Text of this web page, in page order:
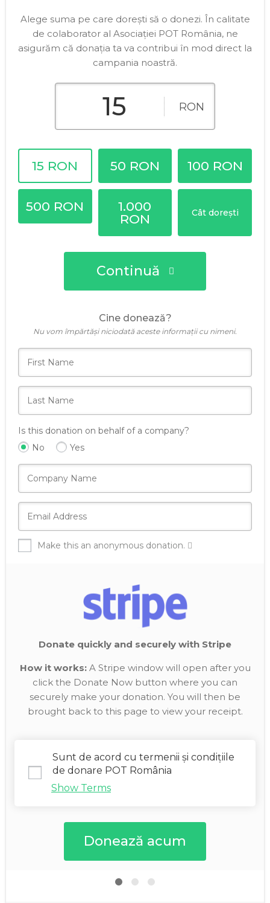
Alege suma pe care dorești să o donezi. În calitate
de colaborator al Asociației POT România, ne
asigurăm că donația ta va contribui în mod direct la
campania noastră.
RON
15 RON 50 RON 100 RON
500 RON
1.000
RON
Cât dorești
Continuă
Cine donează?
Nu vom împărtăși niciodată aceste informații cu nimeni.
Is this donation on behalf of a company?
No
Yes
Make this an anonymous donation.
Donate quickly and securely with Stripe
How it works:A Stripe window will open after you
click the Donate Now button where you can
securely make your donation. You will then be
brought back to this page to view your receipt.
Show Terms
Sunt de acord cu termenii și condițiile
de donare POT România